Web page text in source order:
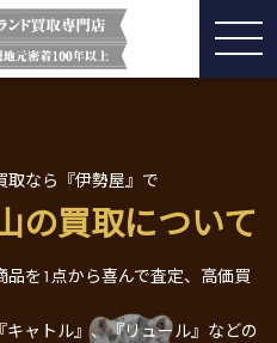
取なら『伊勢屋』で
の買取について
を1点から喜んで査定、高価買
ャトル』、『リュール』などの